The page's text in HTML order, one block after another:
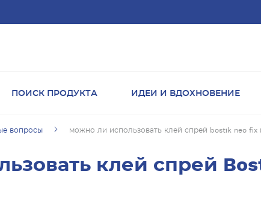
ПОИСК ПРОДУКТА ИДЕИ И ВДОХНОВЕНИЕ
вопросы можно ли использовать клей спрей bostik neo fix
клей спрей